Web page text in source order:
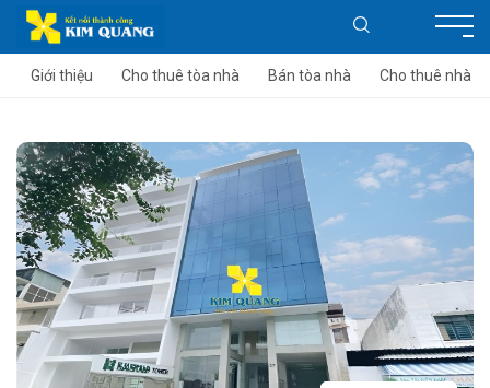
Giới thiệu Cho thuê tòa nhà Bán tòa nhà Cho thuê nhà